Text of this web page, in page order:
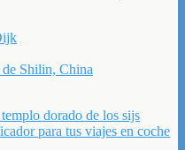
Shilin, China
dorado de los sijs
para tus viajes en coche